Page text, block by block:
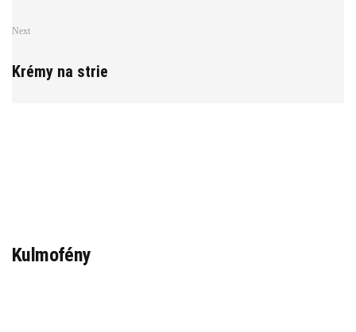
Next
Krémy na strie
Kulmofény